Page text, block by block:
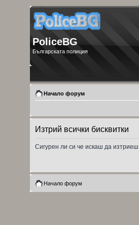
PoliceBG
Българската полиция
Начало форум
Изтрий всички бисквитки
Сигурен ли си че искаш да изтриеш
Начало форум